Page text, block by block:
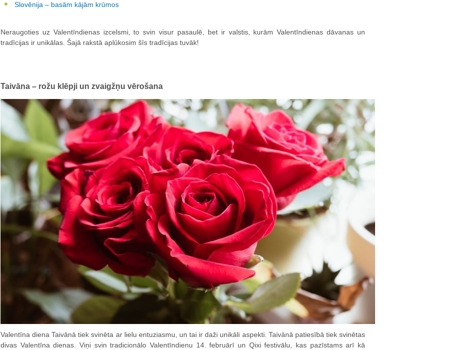
Slovēnija – basām kājām krūmos
Neraugoties uz Valentīndienas izcelsmi, to svin visur pasaulē, bet ir valstis, kurām Valentīndienas dāvanas un
tradīcijas ir unikālas. Šajā rakstā aplūkosim šīs tradīcijas tuvāk!
Taivāna – rožu klēpji un zvaigžņu vērošana
Valentīna diena Taivānā tiek svinēta ar lielu entuziasmu, un tai ir daži unikāli aspekti. Taivānā patiesībā tiek svinētas
divas Valentīna dienas. Viņi svin tradicionālo Valentīndienu 14. februārī un Qixi festivālu, kas pazīstams arī kā